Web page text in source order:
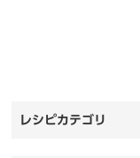
レシピカテゴリ